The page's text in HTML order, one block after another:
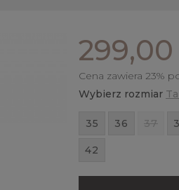
299,00
Cena zawiera 23%
Wybierz rozmiar
35 36 37
42